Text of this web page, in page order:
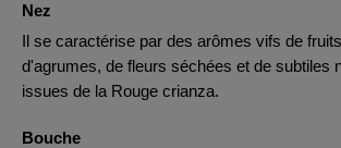
Nez
Il se caractérise par des arômes vifs de
d'agrumes, de fleurs séchées et de subtiles
issues de la Rouge crianza.
Bouche